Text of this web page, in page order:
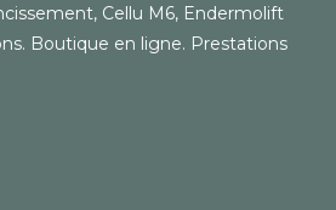
Cellu M6, Endermolift
Boutique en ligne. Prestations